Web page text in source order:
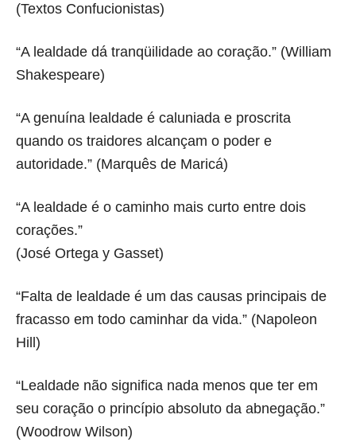
(Textos Confucionistas)
“A lealdade dá tranqüilidade ao coração.” (William
Shakespeare)
“A genuína lealdade é caluniada e proscrita
quando os traidores alcançam o poder e
autoridade.” (Marquês de Maricá)
“A lealdade é o caminho mais curto entre dois
corações.”
(José Ortega y Gasset)
“Falta de lealdade é um das causas principais de
fracasso em todo caminhar da vida.” (Napoleon
Hill)
“Lealdade não significa nada menos que ter em
seu coração o princípio absoluto da abnegação.”
(Woodrow Wilson)